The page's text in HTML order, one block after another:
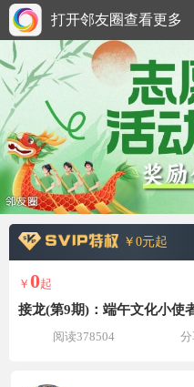
打开邻友圈查看更多
￥0元起
￥ 0起
接龙(第9期)：端午文化小使
阅读378504 分